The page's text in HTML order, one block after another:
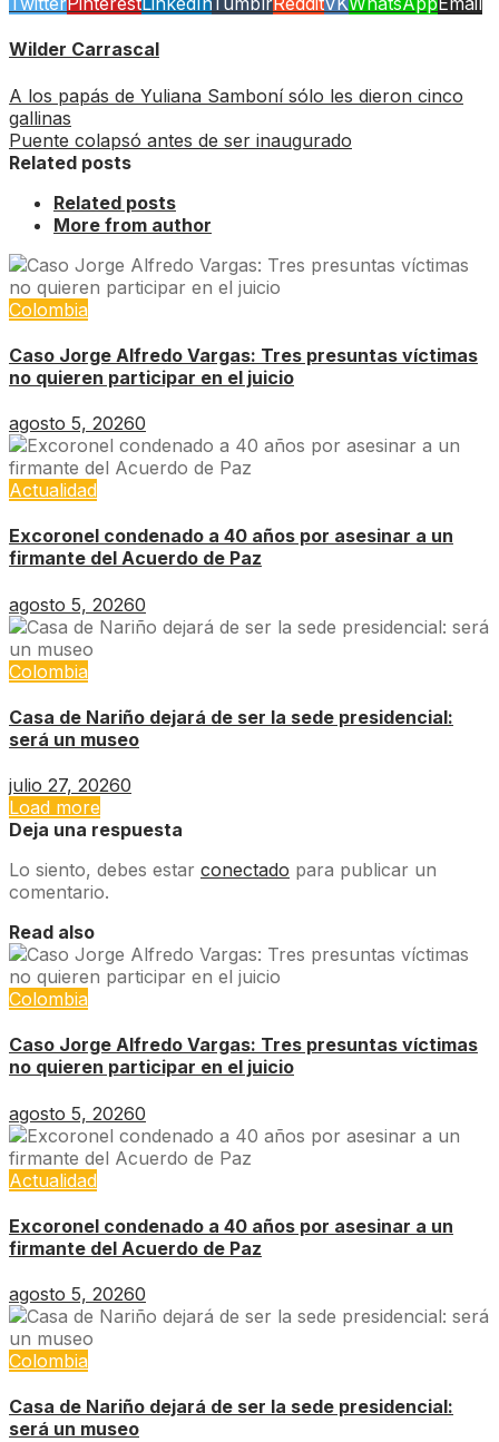
Wilder Carrascal
A los papás de Yuliana Samboní sólo les dieron cinco
gallinas
Puente colapsó antes de ser inaugurado
Related posts
Related posts
More from author
Colombia
Caso Jorge Alfredo Vargas: Tres presuntas víctimas
no quieren participar en el juicio
agosto 5, 20260
Actualidad
Excoronel condenado a 40 años por asesinar a un
firmante del Acuerdo de Paz
agosto 5, 20260
Colombia
Casa de Nariño dejará de ser la sede presidencial:
será un museo
julio 27, 20260
Load more
Deja una respuesta
Lo siento, debes estar conectado para publicar un
comentario.
Read also
Colombia
Caso Jorge Alfredo Vargas: Tres presuntas víctimas
no quieren participar en el juicio
agosto 5, 20260
Actualidad
Excoronel condenado a 40 años por asesinar a un
firmante del Acuerdo de Paz
agosto 5, 20260
Colombia
Casa de Nariño dejará de ser la sede presidencial:
será un museo